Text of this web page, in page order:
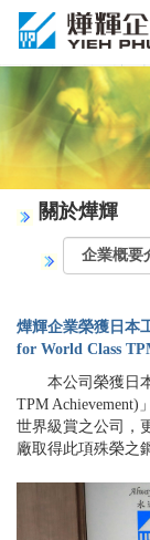
關於燁輝
燁輝企業榮獲日本
for World Class
本公司榮獲日
TPM
世界級賞之公司，
廠取得此項殊榮之